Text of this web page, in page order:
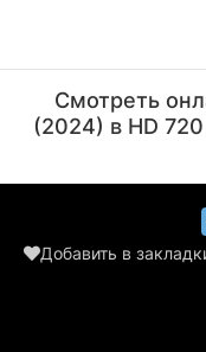
(Mrs. Cambridge)
Смотреть
(2024) в HD
Добавить в